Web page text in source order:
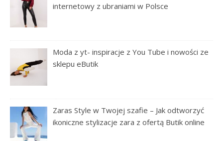
internetowy z ubraniami w Polsce
Moda z yt- inspiracje z You Tube i nowości ze
sklepu eButik
Zaras Style w Twojej szafie – Jak odtworzyć
ikoniczne stylizacje zara z ofertą Butik online